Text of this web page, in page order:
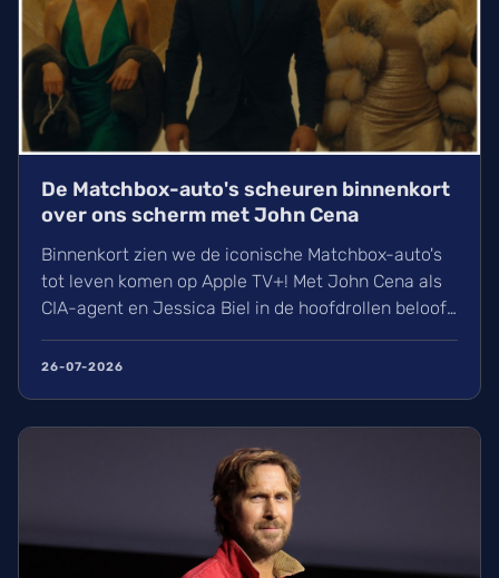
De Matchbox-auto's scheuren binnenkort
over ons scherm met John Cena
Binnenkort zien we de iconische Matchbox-auto's
tot leven komen op Apple TV+! Met John Cena als
CIA-agent en Jessica Biel in de hoofdrollen belooft
de film Matchbox een actierijke rit te worden.
Ontdek alles over de cast, de indrukwekkende
26-07-2026